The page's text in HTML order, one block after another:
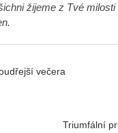
žijeme z Tvé milosti
večera
Triumfální